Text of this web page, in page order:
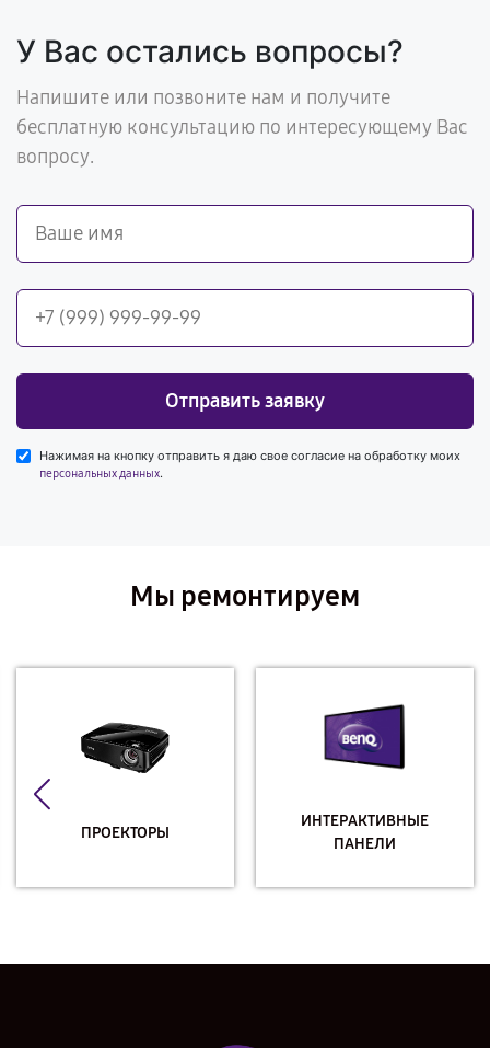
У Вас остались вопросы?
Напишите или позвоните нам и получите
бесплатную консультацию по интересующему Вас
вопросу.
Отправить заявку
Нажимая на кнопку отправить я даю свое согласие на обработку моих
персональных данных.
Мы ремонтируем
ПРОЕКТОРЫ
ИНТЕРАКТИВНЫЕ
ПАНЕЛИ